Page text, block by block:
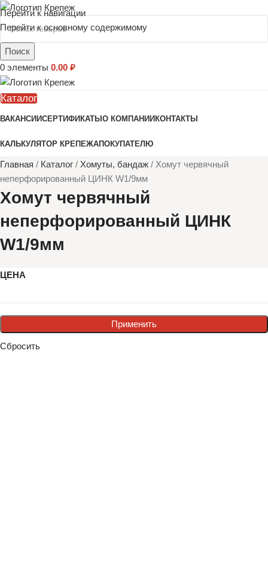
Перейти к навигации
Перейти к основному содержимому
Поиск
0 элементы 0.00 ₽
Каталог
ВАКАНСИИСЕРТИФИКАТЫ О КОМПАНИИ КОНТАКТЫ
КАЛЬКУЛЯТОР КРЕПЕЖАПОКУПАТЕЛЮ
Главная / Каталог / Хомуты, бандаж / Хомут червячный
неперфорированный ЦИНК W1/9мм
Хомут червячный
неперфорированный ЦИНК
W1/9мм
ЦЕНА
Применить
Сбросить